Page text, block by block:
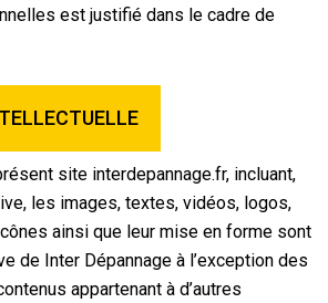
est justifié dans le cadre de
site interdepannage.fr, incluant,
les images, textes, vidéos, logos,
ainsi que leur mise en forme sont
de Inter Dépannage à l’exception des
appartenant à d’autres